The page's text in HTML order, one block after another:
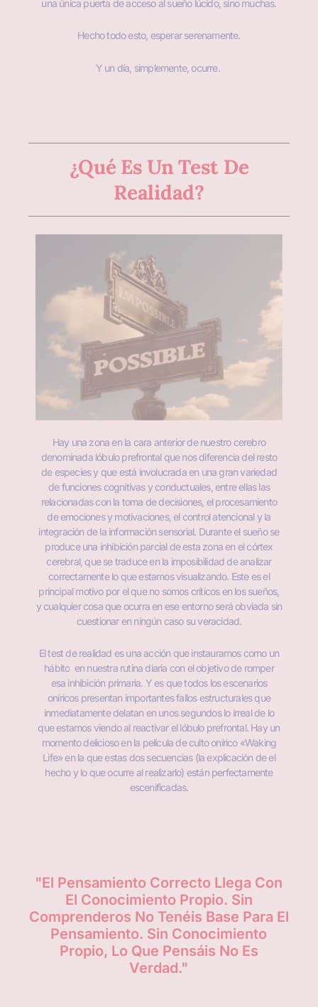
una única puerta de acceso al sueño lúcido, sino muchas.
Hecho todo esto, esperar serenamente.
Y un día, simplemente, ocurre.
¿Qué Es Un Test De
Realidad?
Hay una zona en la cara anterior de nuestro cerebro
denominada lóbulo prefrontal que nos diferencia del resto
de especies y que está involucrada en una gran variedad
de funciones cognitivas y conductuales, entre ellas las
relacionadas con la toma de decisiones, el procesamiento
de emociones y motivaciones, el control atencional y la
integración de la información sensorial. Durante el sueño se
produce una inhibición parcial de esta zona en el córtex
cerebral, que se traduce en la imposibilidad de analizar
correctamente lo que estamos visualizando. Este es el
principal motivo por el que no somos críticos en los sueños,
y cualquier cosa que ocurra en ese entorno será obviada sin
cuestionar en ningún caso su veracidad.
El test de realidad es una acción que instauramos como un
hábito en nuestra rutina diaria con el objetivo de romper
esa inhibición primaria. Y es que todos los escenarios
oníricos presentan importantes fallos estructurales que
inmediatamente delatan en unos segundos lo irreal de lo
que estamos viendo al reactivar el lóbulo prefrontal. Hay un
momento delicioso en la película de culto onírico «Waking
Life» en la que estas dos secuencias (la explicación de el
hecho y lo que ocurre al realizarlo) están perfectamente
escenificadas.
"El Pensamiento Correcto Llega Con
El Conocimiento Propio. Sin
Comprenderos No Tenéis Base Para El
Pensamiento. Sin Conocimiento
Propio, Lo Que Pensáis No Es
Verdad."